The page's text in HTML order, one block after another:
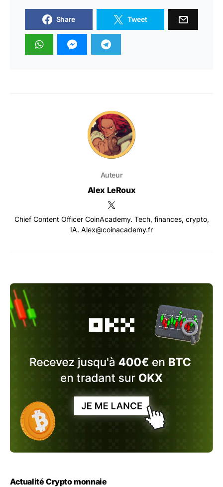
Share Tweet
Auteur
Alex LeRoux
Chief Content Officer CoinAcademy. Tech, finances, crypto,
IA. Alex@coinacademy.fr
Actualité Crypto monnaie